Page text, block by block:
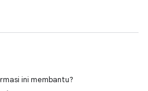
ini membantu?